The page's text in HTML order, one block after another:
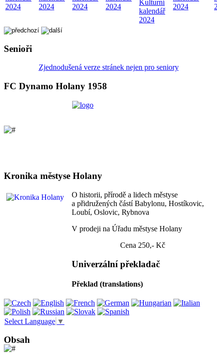
2024
2024
2024
2024
Kulturní
kalendář
2024
2024
Senioři
Zjednodušená verze stránek nejen pro seniory
FC Dynamo Holany 1958
Kronika městyse Holany
O historii, přírodě a lidech městyse
a přidružených částí Babylonu, Hostíkovic,
Loubí, Oslovic, Rybnova
V prodeji na Úřadu městyse Holany
Cena 250,- Kč
Univerzální překladač
Překlad (translations)
Select Language ▼
Obsah